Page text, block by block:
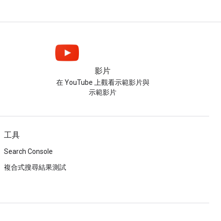
影片
在 YouTube 上觀看示範影片與
示範影片
工具
Search Console
複合式搜尋結果測試